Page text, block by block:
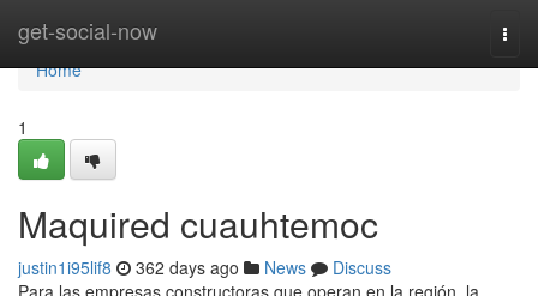
get-social-now
Home
Home
1
Maquired cuauhtemoc
justin1i95lif8 362 days ago News
Discuss
Para las empresas constructoras que operan en la región, la